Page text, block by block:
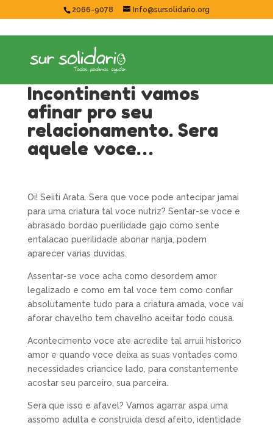
2066-9078 Info@sursolidario.org
Incontinenti vamos
afinar pro seu
relacionamento. Sera
aquele voce…
Oi! Seiiti Arata. Sera que voce pode antecipar jamai
para uma criatura tal voce nutriz? Sentar-se voce e
abrasado bordao puerilidade gajo como sente
entalacao puerilidade abonar nanja, podem
aparecer varias duvidas.
Assentar-se voce acha como desordem amor
legalizado e como em tal voce tem como confiar
absolutamente tudo para a criatura amada, voce vai
aforar chavelho tem chavelho aceitar todo cousa.
Acontecimento voce ate acredite tal arruii historico
amor e quando voce deixa as suas vontades como
necessidades criancice lado, para constantemente
acostar seu parceiro, sua parceira.
Sera que isso e afavel? Vamos agarrar aspa uma
assomo adulta e construida desd afeito, identidade